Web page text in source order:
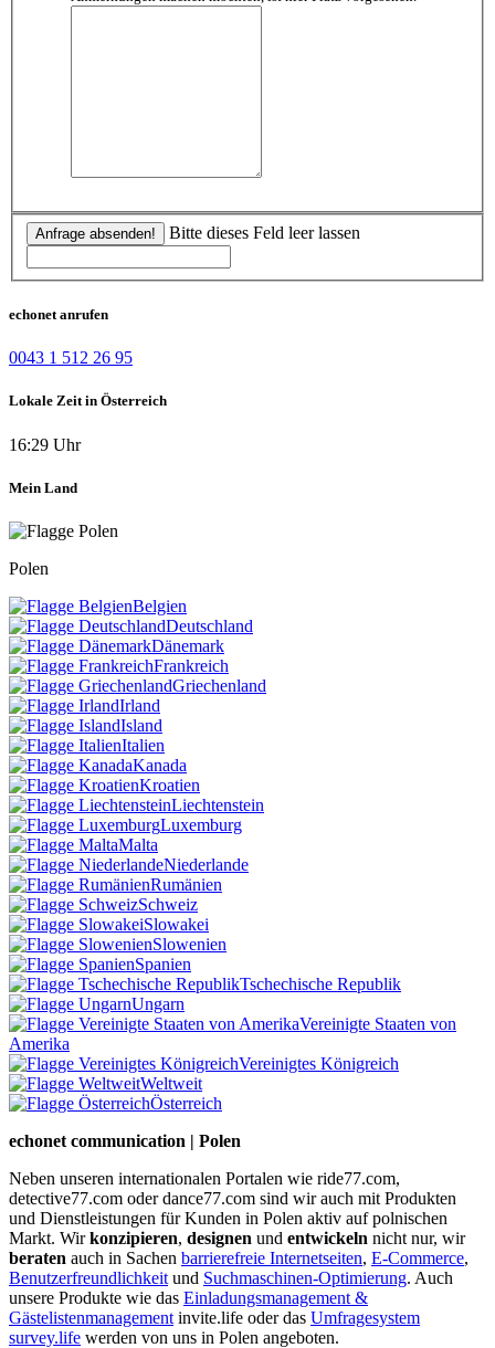
Anfrage absenden! Bitte dieses Feld leer lassen
echonet anrufen
0043 1 512 26 95
Lokale Zeit in Österreich
16:29 Uhr
Mein Land
Polen
Belgien
Deutschland
Dänemark
Frankreich
Griechenland
Irland
Island
Italien
Kanada
Kroatien
Liechtenstein
Luxemburg
Malta
Niederlande
Rumänien
Schweiz
Slowakei
Slowenien
Spanien
Tschechische Republik
Ungarn
Vereinigte Staaten von
Amerika
Vereinigtes Königreich
Weltweit
Österreich
echonet communication | Polen
Neben unseren internationalen Portalen wie ride77.com,
detective77.com oder dance77.com sind wir auch mit Produkten
und Dienstleistungen für Kunden in Polen aktiv auf polnischen
Markt. Wirkonzipieren, designen und entwickeln nicht nur, wir
beraten auch in Sachen barrierefreie Internetseiten, E-Commerce,
Benutzerfreundlichkeit und Suchmaschinen-Optimierung. Auch
unsere Produkte wie das Einladungsmanagement &
Gästelistenmanagement invite.life oder das Umfragesystem
survey.life werden von uns in Polen angeboten.